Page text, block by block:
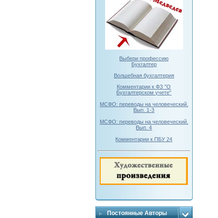
Выбери профессию
Бухгалтер
Волшебная бухгалтерия
Комментарии к ФЗ "О
Бухгалтерском учете"
МСФО: переводы на человеческий.
Вып. 1-3
МСФО: переводы на человеческий.
Вып. 4
Комментарии к ПБУ 24
Постоянные Авторы